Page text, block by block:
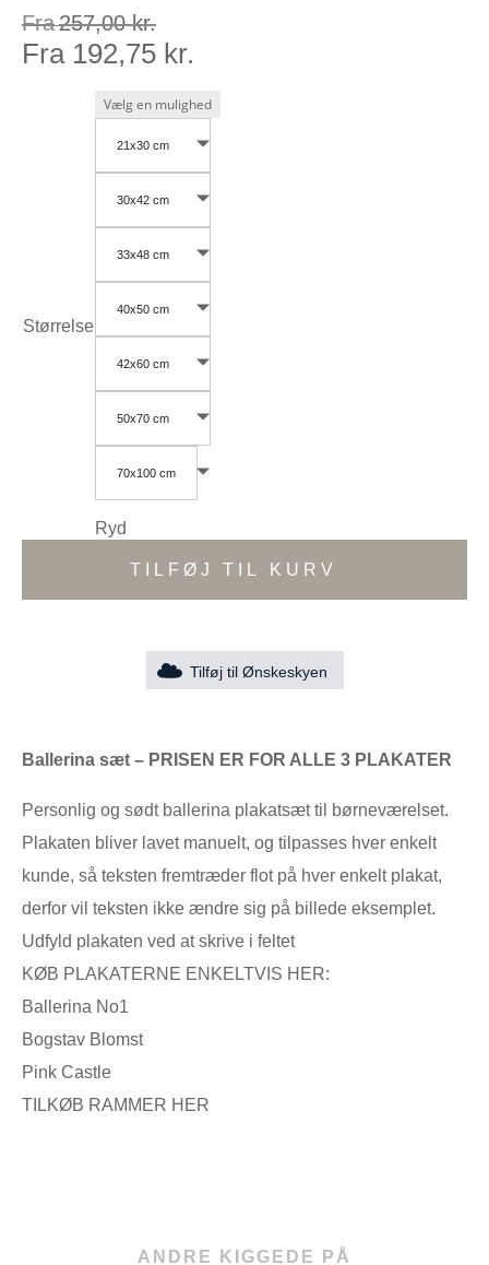
Fra257,00kr.
Fra 192,75 kr.
Størrelse
21x30 cm
30x42 cm
33x48 cm
40x50 cm
42x60 cm
50x70 cm
70x100 cm
Ryd
TILFØJ TIL KURV
Tilføj til Ønskeskyen
Ballerina sæt – PRISEN ER FOR ALLE 3 PLAKATER
Personlig og sødt ballerina plakatsæt til børneværelset.
Plakaten bliver lavet manuelt, og tilpasses hver enkelt
kunde, så teksten fremtræder flot på hver enkelt plakat,
derfor vil teksten ikke ændre sig på billede eksemplet.
Udfyld plakaten ved at skrive i feltet
KØB PLAKATERNE ENKELTVIS HER:
Ballerina No1
Bogstav Blomst
Pink Castle
TILKØB RAMMER HER
ANDRE KIGGEDE PÅ